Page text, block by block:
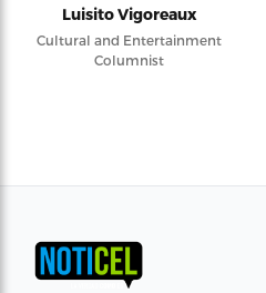
Luisito Vigoreaux
Cultural and Entertainment
Columnist